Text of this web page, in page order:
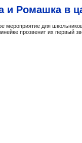
и Ромашка в
мероприятие для
прозвенит их первый